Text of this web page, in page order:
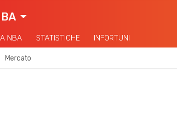
NBA STATISTICHE INFORTUNI
Mercato